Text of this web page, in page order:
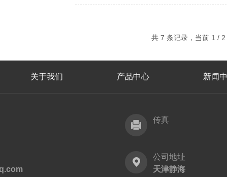
共 7 条记录，当前 1 /
关于我们 产品中心 新闻
传真
公司地址
天津静海